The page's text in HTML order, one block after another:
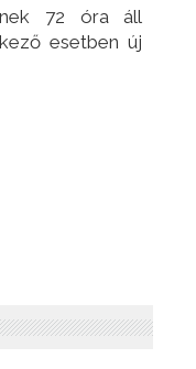
72 óra áll
esetben új